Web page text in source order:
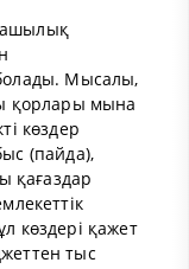
Мысалы,
қорлары мына
көздер
(пайда),
қағаздар
көздерi қажет
тыс